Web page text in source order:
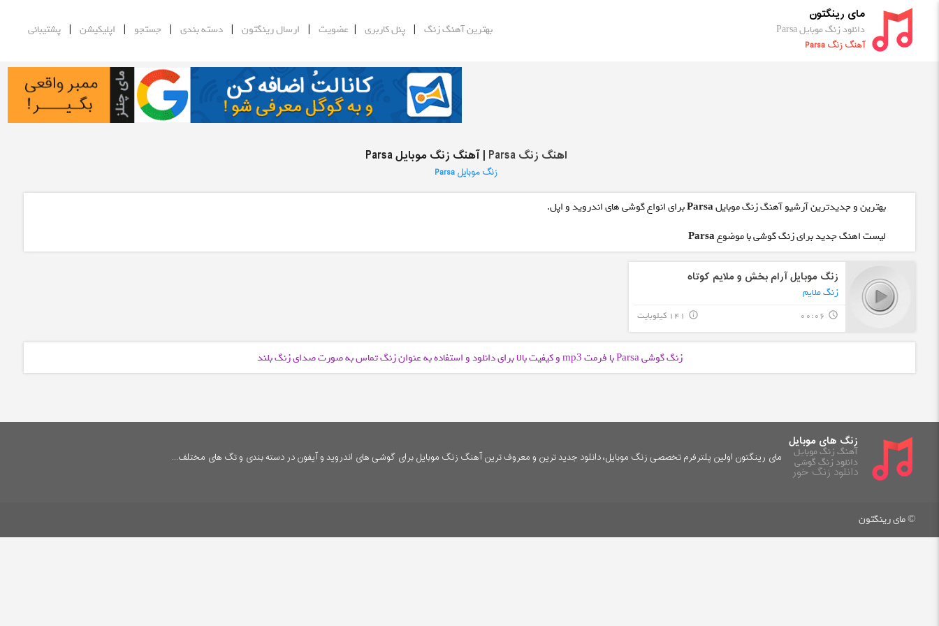
مای رینگتون
دانلود زنگ موبایل Parsa
آهنگ زنگ Parsa
بهترین آهنگ زنگ |پنل کاربری | عضویت | ارسال رینگتون |دسته بندی | جستجو | اپلیکیشن |پشتیبانی
اهنگ زنگ Parsa | آهنگ زنگ موبایل Parsa
زنگ موبایل Parsa
بهترین و جدیدترین آرشیو آهنگ زنگ موبایلParsaبرای انواع گوشی های اندروید و اپل.
لیست اهنگ جدید برای زنگ گوشی با موضوعParsa
زنگ موبایل آرام بخش و ملایم کوتاه
زنگ ملایم
query_builder
00:06 141 کیلوبایت info_outline
زنگ گوشی Parsa با فرمت mp3 و کیفیت بالا برای دانلود و استفاده به عنوان زنگ تماس به صورت صدای زنگ بلند
زنگ های موبایل
آهنگ زنگ موبایل
دانلود زنگ گوشی
دانلود زنگ خور
مای رینگتون اولین پلترفرم تخصصی زنگ موبایل، دانلود جدید ترین و معروف ترین آهنگ زنگ موبایل برای گوشی های اندروید و آیفون در دسته بندی و تگ های مختلف...
© مای رینگتون